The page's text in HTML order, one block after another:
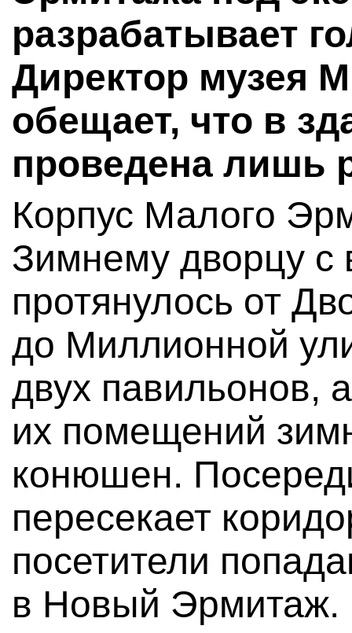
разрабатывает
Директор музея
обещает, что в
проведена лишь
Корпус Малого
Зимнему дворцу с
протянулось от
до Миллионной
двух павильонов,
их помещений
конюшен.
пересекает
посетители
в Новый Эрмитаж.